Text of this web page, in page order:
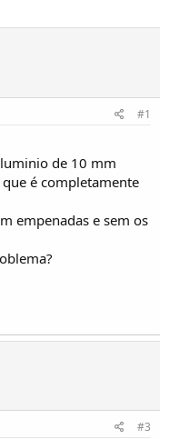
#1
de 10 mm
é completamente
empenadas e sem os
#3